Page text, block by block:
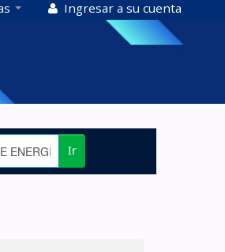
Ingresar a su cuenta
Ir